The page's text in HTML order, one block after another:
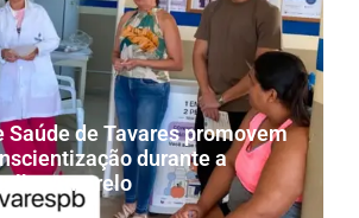
Saúde de Tavares promovem
durante a
Amarelo